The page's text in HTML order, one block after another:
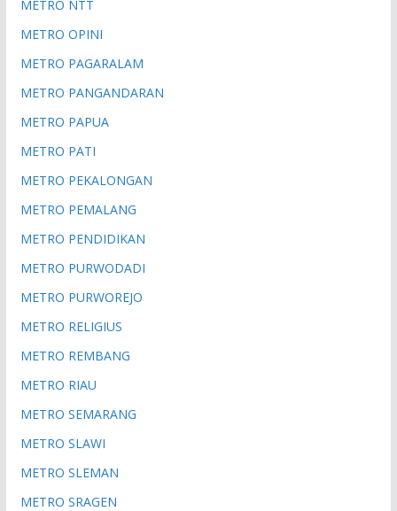
METRO NTT
METRO OPINI
METRO PAGARALAM
METRO PANGANDARAN
METRO PAPUA
METRO PATI
METRO PEKALONGAN
METRO PEMALANG
METRO PENDIDIKAN
METRO PURWODADI
METRO PURWOREJO
METRO RELIGIUS
METRO REMBANG
METRO RIAU
METRO SEMARANG
METRO SLAWI
METRO SLEMAN
METRO SRAGEN